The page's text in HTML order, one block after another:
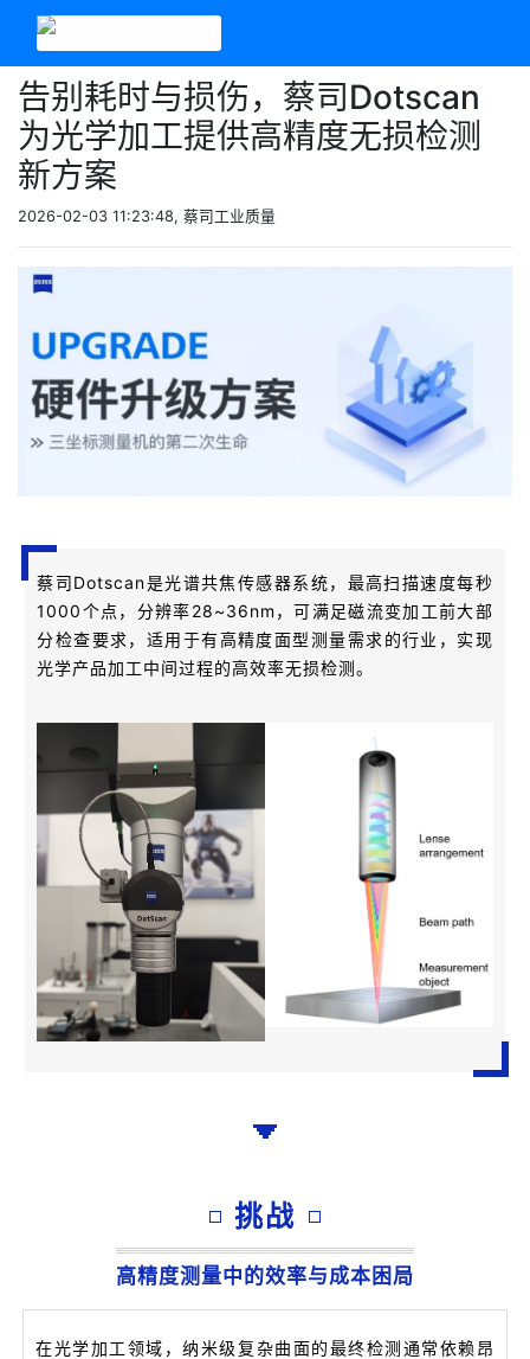
告别耗时与损伤，蔡司Dotscan
为光学加工提供高精度无损检测
新方案
2026-02-03 11:23:48, 蔡司工业质量
蔡司Dotscan是光谱共焦传感器系统，最高扫描速度每秒
1000个点，分辨率28~36nm，可满足磁流变加工前大部
分检查要求，适用于有高精度面型测量需求的行业，实现
光学产品加工中间过程的高效率无损检测。
挑战
高精度测量中的效率与成本困局
在光学加工领域，纳米级复杂曲面的最终检测通常依赖昂